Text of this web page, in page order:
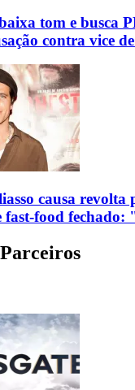
tom e busca
contra vice
causa revolta
fast-food fechado: